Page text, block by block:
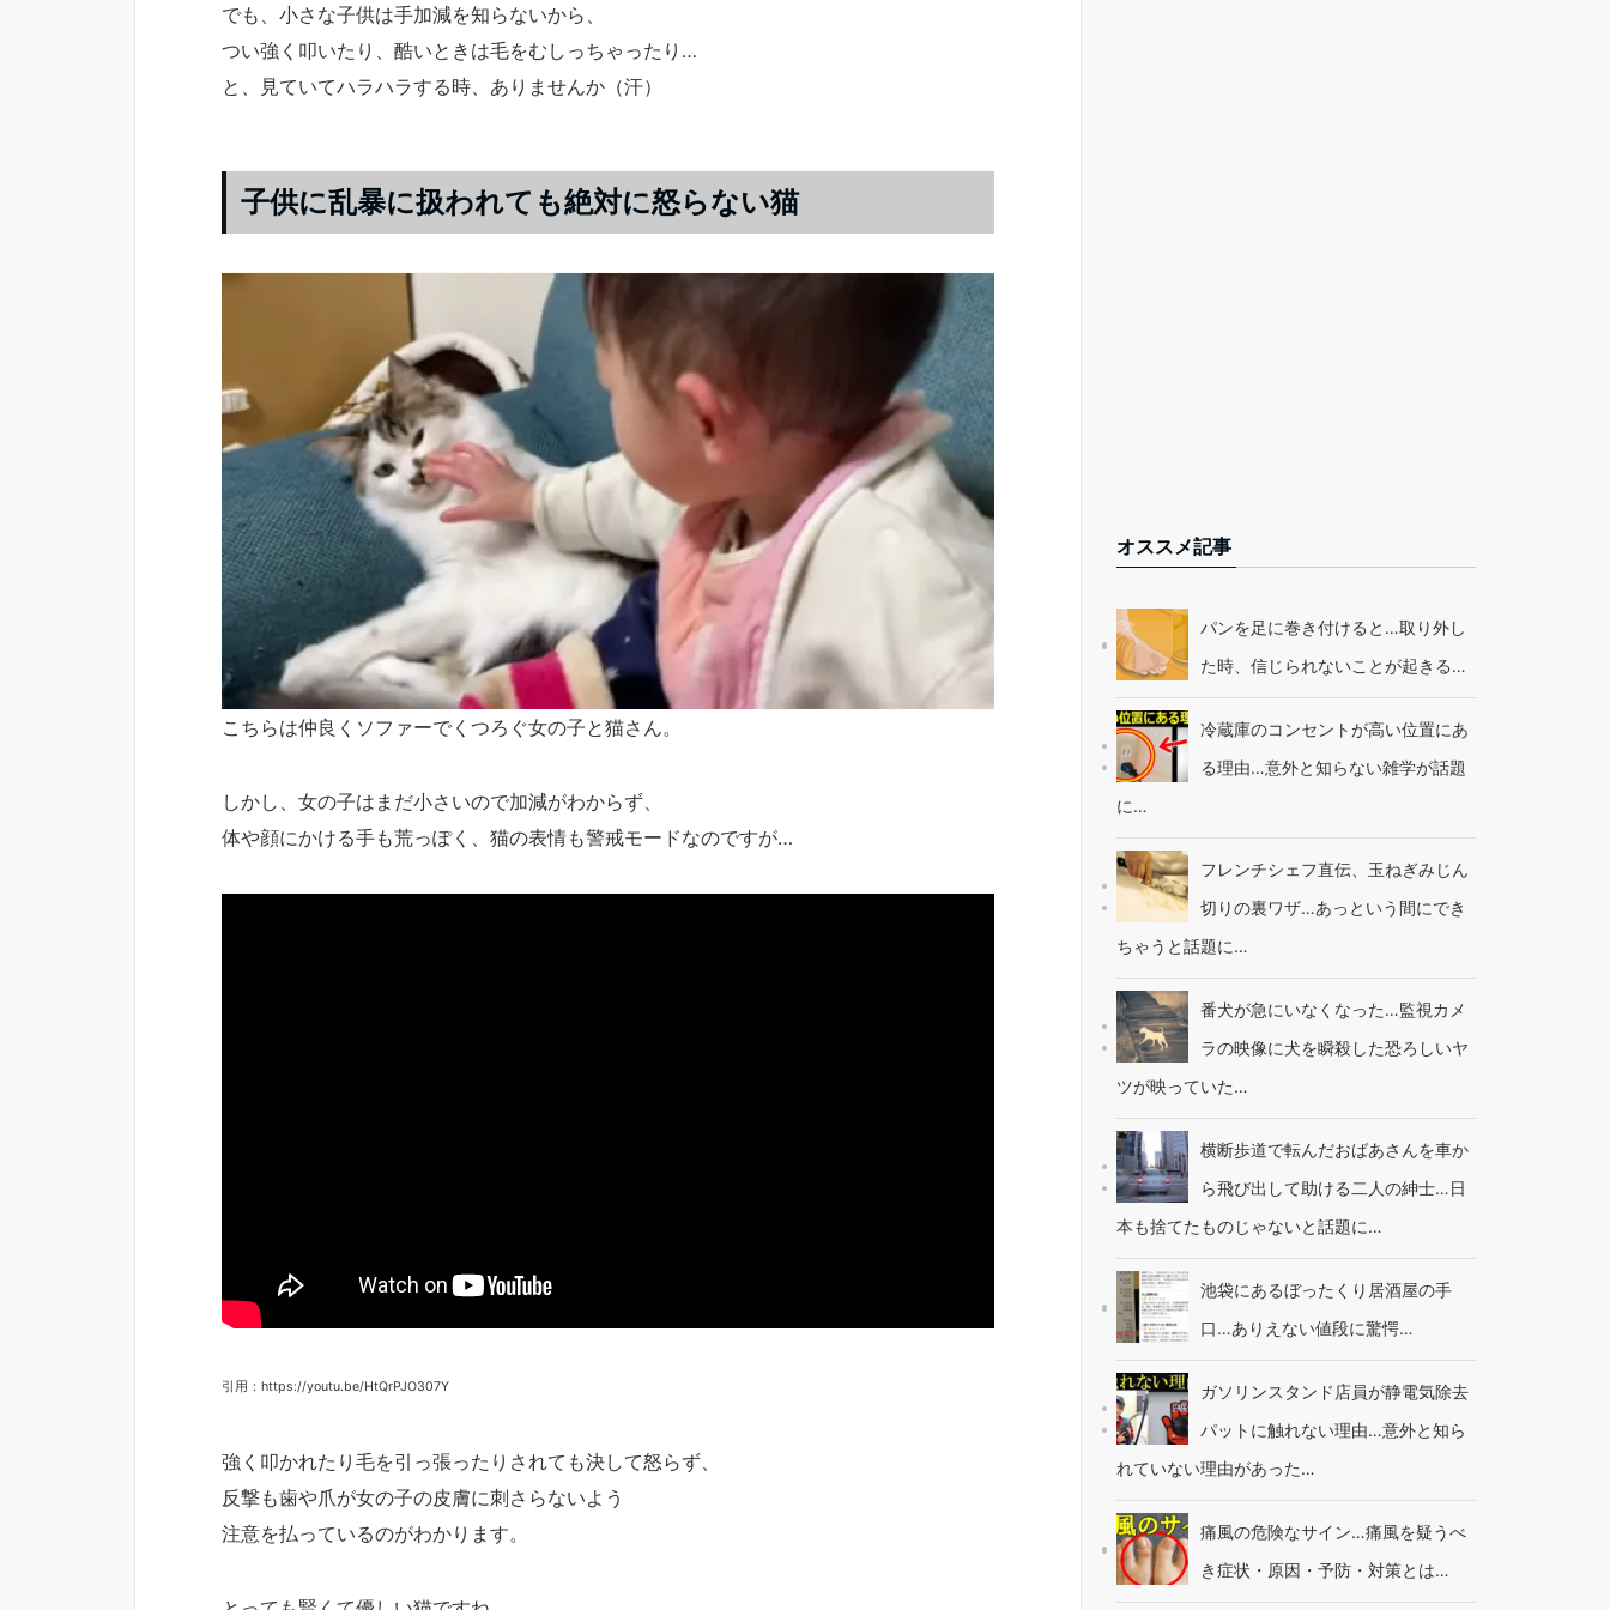
でも、小さな子供は手加減を知らないから、
つい強く叩いたり、酷いときは毛をむしっちゃったり…
と、見ていてハラハラする時、ありませんか（汗）
子供に乱暴に扱われても絶対に怒らない猫
こちらは仲良くソファーでくつろぐ女の子と猫さん。
しかし、女の子はまだ小さいので加減がわからず、
体や顔にかける手も荒っぽく、猫の表情も警戒モードなのですが…
引用：https://youtu.be/HtQrPJO307Y
強く叩かれたり毛を引っ張ったりされても決して怒らず、
反撃も歯や爪が女の子の皮膚に刺さらないよう
注意を払っているのがわかります。
オススメ記事
パンを足に巻き付けると…取り外し
た時、信じられないことが起きる…
冷蔵庫のコンセントが高い位置にあ
る理由…意外と知らない雑学が話題
に…
フレンチシェフ直伝、玉ねぎみじん
切りの裏ワザ…あっという間にでき
ちゃうと話題に…
番犬が急にいなくなった…監視カメ
ラの映像に犬を瞬殺した恐ろしいヤ
ツが映っていた…
横断歩道で転んだおばあさんを車か
ら飛び出して助ける二人の紳士…日
本も捨てたものじゃないと話題に…
池袋にあるぼったくり居酒屋の手
口…ありえない値段に驚愕…
ガソリンスタンド店員が静電気除去
パットに触れない理由…意外と知ら
れていない理由があった…
痛風の危険なサイン…痛風を疑うべ
き症状・原因・予防・対策とは…